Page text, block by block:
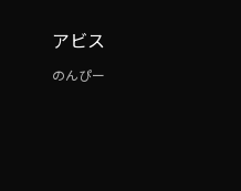
アビス
のんぴー